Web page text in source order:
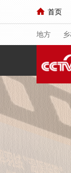
首页
人民领袖
直播
海外频道
地方
总
新闻
人
视频